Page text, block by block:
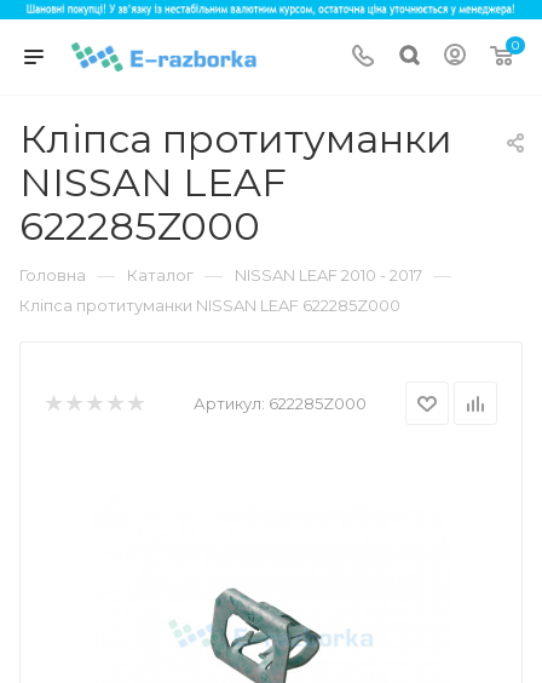
0
Кліпса протитуманки
NISSAN LEAF
622285Z000
Головна — Каталог — NISSAN LEAF 2010 - 2017 —
Кліпса протитуманки NISSAN LEAF 622285Z000
Артикул: 622285Z000